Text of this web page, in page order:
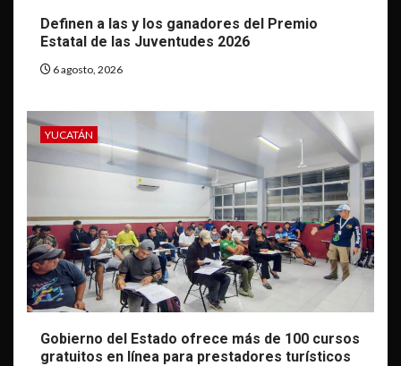
Definen a las y los ganadores del Premio
Estatal de las Juventudes 2026
6 agosto, 2026
YUCATÁN
Gobierno del Estado ofrece más de 100 cursos
gratuitos en línea para prestadores turísticos